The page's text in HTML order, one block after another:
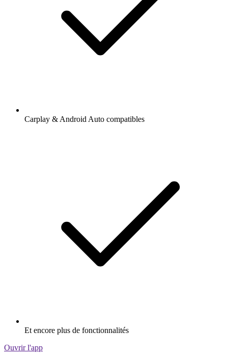
Carplay & Android Auto compatibles
Et encore plus de fonctionnalités
Ouvrir l'app